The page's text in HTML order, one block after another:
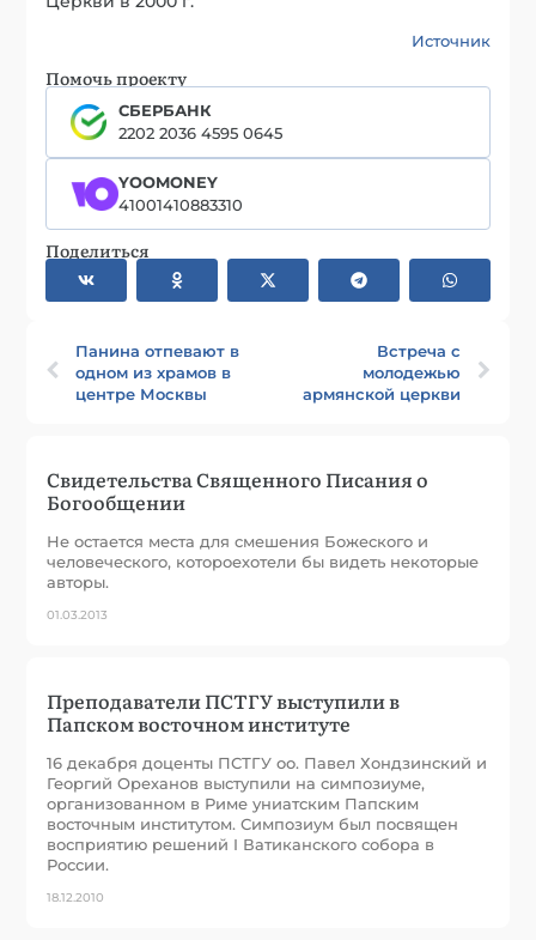
Источник
Помочь проекту
СБЕРБАНК
2202 2036 4595 0645
YOOMONEY
41001410883310
Поделиться
Панина отпевают в
одном из храмов в
центре Москвы
Встреча с
молодежью
армянской церкви
Свидетельства Священного Писания о
Богообщении
Не остается места для смешения Божеского и
человеческого, котороехотели бы видеть некоторые
авторы.
01.03.2013
Преподаватели ПСТГУ выступили в
Папском восточном институте
16 декабря доценты ПСТГУ оо. Павел Хондзинский и
Георгий Ореханов выступили на симпозиуме,
организованном в Риме униатским Папским
восточным институтом. Симпозиум был посвящен
восприятию решений I Ватиканского собора в
России.
18.12.2010